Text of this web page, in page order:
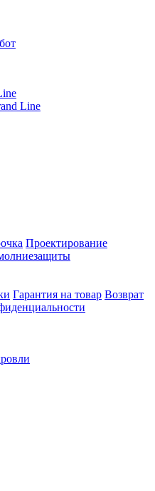
Line
Проектирование
Гарантия на товар Возврат